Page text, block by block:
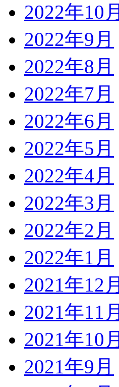
2022年10月
2022年9月
2022年8月
2022年7月
2022年6月
2022年5月
2022年4月
2022年3月
2022年2月
2022年1月
2021年12月
2021年11月
2021年10月
2021年9月